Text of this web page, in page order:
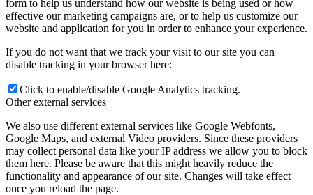
form to help us understand how our website is being used or how
effective our marketing campaigns are, or to help us customize our
website and application for you in order to enhance your experience.
If you do not want that we track your visit to our site you can
disable tracking in your browser here:
Click to enable/disable Google Analytics tracking.
Other external services
We also use different external services like Google Webfonts,
Google Maps, and external Video providers. Since these providers
may collect personal data like your IP address we allow you to block
them here. Please be aware that this might heavily reduce the
functionality and appearance of our site. Changes will take effect
once you reload the page.